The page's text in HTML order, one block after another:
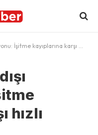
kayıplarına karşı hızlı uyum
hızlı